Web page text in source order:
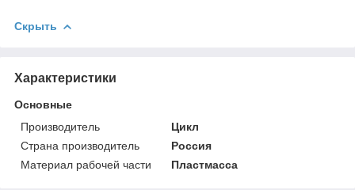
Скрыть
Характеристики
Основные
Производитель
Цикл
Страна производитель
Россия
Материал рабочей части
Пластмасса